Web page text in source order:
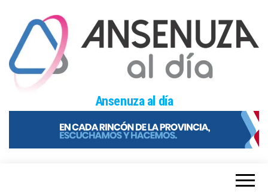
content
Ansenuza al día